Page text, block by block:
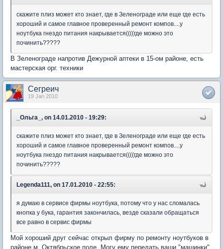
скажите плиз может кто знает, где в Зеленограде или еще где есть
хороший и самое главное проверенный ремонт компов....у
ноутбука гнездо питания накрывается((((где можно это
починить?????
В Зеленограде напротив Дежурной аптеки в 15-ом районе, есть
мастерская орг. техники
Сегреич
19 Jan 2010
_Ольга_, on 14.01.2010 - 19:29:
скажите плиз может кто знает, где в Зеленограде или еще где есть
хороший и самое главное проверенный ремонт компов....у
ноутбука гнездо питания накрывается((((где можно это
починить?????
Legenda111, on 17.01.2010 - 22:55:
я думаю в сервисе фирмы ноутбука, потому что у нас сломалась
кнопка у бука, гарантия закончилась, везде сказали обращаться
все равно в сервис фирмы
Мой хороший друг сейчас открыл фирму по ремонту ноутбуков в
районе м. Октябрьское поле. Могу ему передать ваши "машинки".